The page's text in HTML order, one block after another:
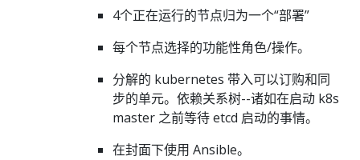
4个正在运行的节点归为一个“部署”
每个节点选择的功能性角色/操作。
分解的 kubernetes 带入可以订购和同
步的单元。依赖关系树--诸如在启动 k8s
master 之前等待 etcd 启动的事情。
在封面下使用 Ansible。